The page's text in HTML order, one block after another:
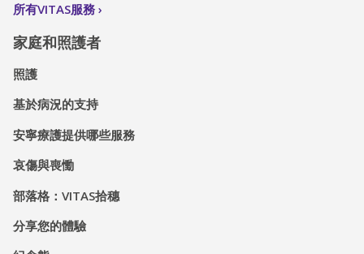
所有VITAS服務
家庭和照護者
照護
基於病況的支持
安寧療護提供哪些服務
哀傷與喪慟
部落格：VITAS拾穗
分享您的體驗